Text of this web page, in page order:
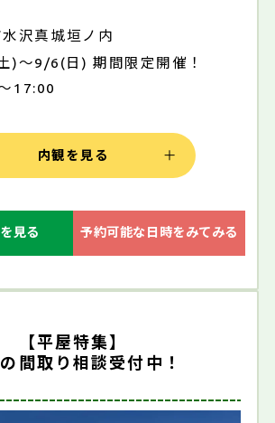
沢真城垣ノ内
)～9/6(日) 期間限定開催！
17:00
内観を見る
見る 予約可能な日時をみてみる
【平屋特集】
間取り相談受付中！